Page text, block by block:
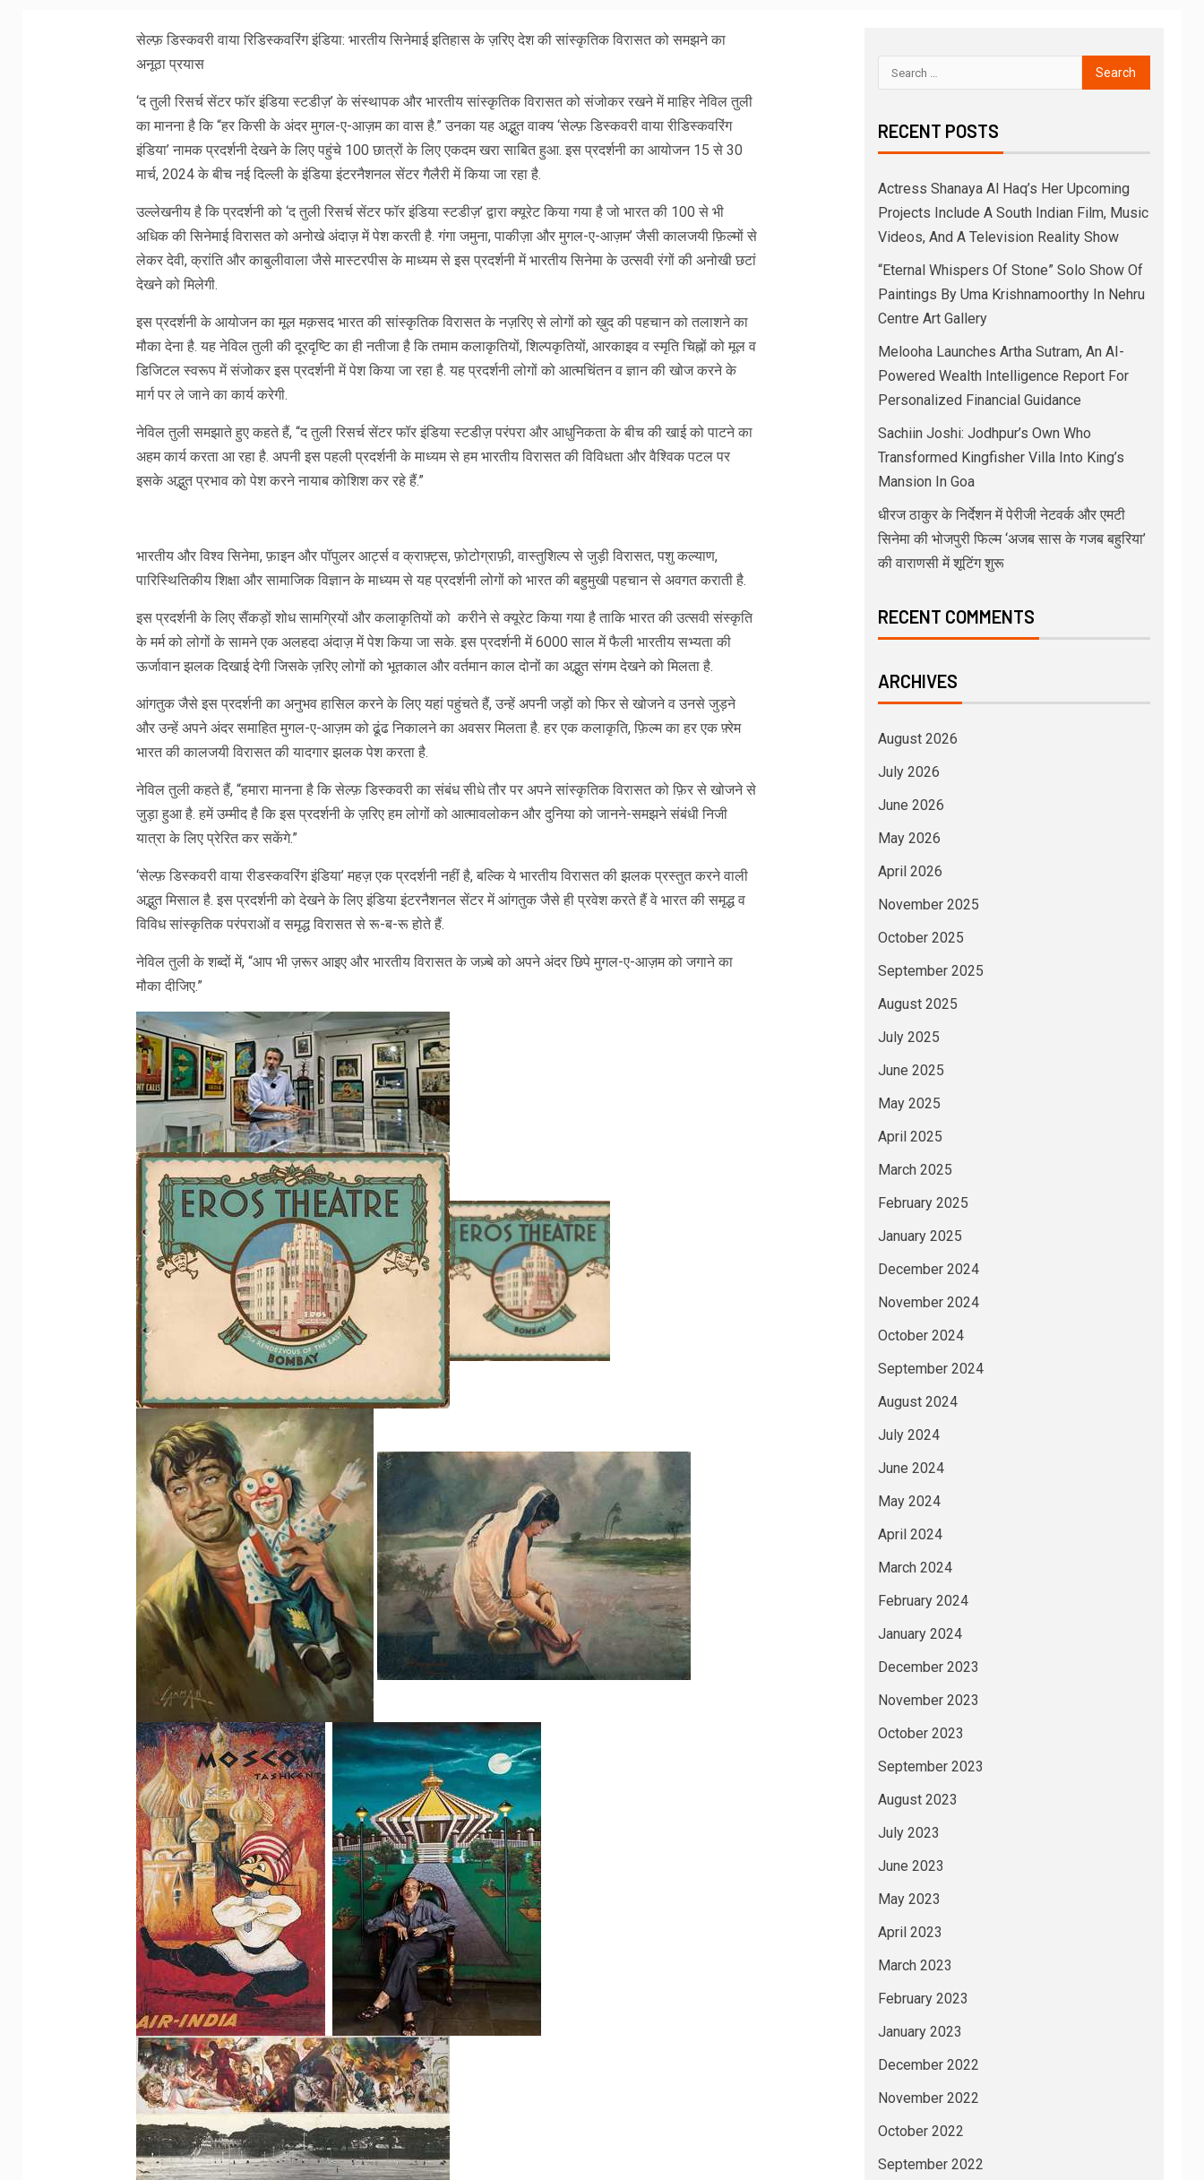
सेल्फ़ डिस्कवरी वाया रिडिस्कवरिंग इंडिया: भारतीय सिनेमाई इतिहास के ज़रिए देश की सांस्कृतिक विरासत को समझने का
अनूठा प्रयास
‘द तुली रिसर्च सेंटर फॉर इंडिया स्टडीज़’ के संस्थापक और भारतीय सांस्कृतिक विरासत को संजोकर रखने में माहिर नेविल तुली
का मानना है कि “हर किसी के अंदर मुगल-ए-आज़म का वास है.” उनका यह अद्भुत वाक्य ‘सेल्फ़ डिस्कवरी वाया रीडिस्कवरिंग
इंडिया’ नामक प्रदर्शनी देखने के लिए पहुंचे 100 छात्रों के‌ लिए एकदम खरा साबित हुआ. इस प्रदर्शनी का आयोजन 15 से 30
मार्च, 2024 के‌ बीच न‌ई दिल्ली के इंडिया इंटरनैशनल सेंटर गैलैरी में किया जा रहा है.
उल्लेखनीय है कि प्रदर्शनी को ‘द तुली रिसर्च सेंटर फॉर इंडिया स्टडीज़’ द्वारा क्यूरेट किया गया है जो भारत की 100 से भी
अधिक की सिनेमाई विरासत को अनोखे अंदाज़ में पेश करती है. गंगा जमुना, पाकीज़ा और मुगल-ए-आज़म’ जैसी कालजयी फ़िल्मों से
लेकर देवी, क्रांति और काबुलीवाला जैसे मास्टरपीस के माध्यम से इस प्रदर्शनी में भारतीय सिनेमा के उत्सवी रंगों की अनोखी छटां
देखने को मिलेगी.
इस प्रदर्शनी के आयोजन का मूल मक़सद भारत की सांस्कृतिक विरासत के नज़रिए से लोगों को ख़ुद की पहचान को तलाशने का
मौका देना है. यह नेविल तुली की दूरदृष्टि का ही नतीजा है कि तमाम कलाकृतियों, शिल्पकृतियों, आरकाइव व स्मृति चिह्नों को मूल व
डिजिटल स्वरूप में संजोकर इस प्रदर्शनी में पेश किया जा रहा है. यह प्रदर्शनी लोगों को आत्मचिंतन व ज्ञान की खोज करने के
मार्ग पर ले जाने का कार्य करेगी.
नेविल तुली समझाते हुए कहते हैं, “द तुली रिसर्च सेंटर फॉर इंडिया स्टडीज़ परंपरा और आधुनिकता के बीच की खाई को पाटने का
अहम कार्य करता आ रहा है. अपनी इस पहली प्रदर्शनी के माध्यम से हम भारतीय विरासत की विविधता और वैश्विक पटल पर
इसके अद्भुत प्रभाव को पेश करने नायाब कोशिश कर रहे हैं.”
भारतीय और विश्व सिनेमा, फ़ाइन और पॉपुलर आर्ट्स व क्राफ़्ट्स, फ़ोटोग्राफ़ी, वास्तुशिल्प से जुड़ी विरासत, पशु कल्याण,
पारिस्थितिकीय शिक्षा और सामाजिक विज्ञान के माध्यम से यह प्रदर्शनी लोगों को भारत की बहुमुखी पहचान से अवगत कराती है.
इस प्रदर्शनी के लिए सैंकड़ों शोध सामग्रियों और कलाकृतियों को करीने से क्यूरेट किया गया है ताकि भारत की उत्सवी संस्कृति
के मर्म को लोगों के सामने एक अलहदा अंदाज़ में पेश किया जा सके. इस प्रदर्शनी में 6000 साल में फैली भारतीय सभ्यता की
ऊर्जावान झलक दिखाई देगी जिसके ज़रिए लोगों को भूतकाल और वर्तमान काल दोनों का अद्भुत संगम देखने को मिलता है.
आंगतुक जैसे इस प्रदर्शनी का अनुभव हासिल करने के लिए यहां पहुंचते हैं, उन्हें अपनी जड़ों को फिर से खोजने व उनसे जुड़ने
और उन्हें अपने अंदर समाहित मुगल-ए-आज़म को ढूंढ निकालने का अवसर मिलता है. हर एक कलाकृति, फ़िल्म का हर एक फ़्रेम
भारत की कालजयी विरासत की यादगार झलक पेश करता है.
नेविल तुली कहते हैं, “हमारा मानना है कि सेल्फ़ डिस्कवरी का संबंध सीधे तौर पर अपने सांस्कृतिक विरासत को फ़िर से खोजने से
जुड़ा हुआ है. हमें उम्मीद है कि इस प्रदर्शनी के ज़रिए हम लोगों को आत्मावलोकन और दुनिया को जानने-समझने संबंधी निजी
यात्रा के लिए प्रेरित कर सकेंगे.”
‘सेल्फ़ डिस्कवरी वाया रीडस्कवरिंग इंडिया’ महज़ एक प्रदर्शनी नहीं है, बल्कि ये भारतीय विरासत की झलक प्रस्तुत करने वाली
अद्भुत मिसाल है. इस प्रदर्शनी को देखने‌ के लिए इंडिया इंटरनैशनल सेंटर में आंगतुक जैसे ही प्रवेश करते हैं वे भारत की समृद्ध व
विविध सांस्कृतिक परंपराओं व समृद्ध विरासत से रू-ब-रू होते हैं.
नेविल तुली के शब्दों में, “आप भी ज़रूर आइए और भारतीय विरासत के जज़्बे को अपने अंदर छिपे मुगल-ए-आज़म को जगाने का
मौका दीजिए.”
RECENT POSTS
Actress Shanaya Al Haq’s Her Upcoming
Projects Include A South Indian Film, Music
Videos, And A Television Reality Show
“Eternal Whispers Of Stone” Solo Show Of
Paintings By Uma Krishnamoorthy In Nehru
Centre Art Gallery
Melooha Launches Artha Sutram, An AI-
Powered Wealth Intelligence Report For
Personalized Financial Guidance
Sachiin Joshi: Jodhpur’s Own Who
Transformed Kingfisher Villa Into King’s
Mansion In Goa
धीरज ठाकुर के निर्देशन में पेरीजी नेटवर्क और एमटी
सिनेमा की भोजपुरी फिल्म ‘अजब सास के गजब बहुरिया’
की वाराणसी में शूटिंग शुरू
RECENT COMMENTS
ARCHIVES
August 2026
July 2026
June 2026
May 2026
April 2026
November 2025
October 2025
September 2025
August 2025
July 2025
June 2025
May 2025
April 2025
March 2025
February 2025
January 2025
December 2024
November 2024
October 2024
September 2024
August 2024
July 2024
June 2024
May 2024
April 2024
March 2024
February 2024
January 2024
December 2023
November 2023
October 2023
September 2023
August 2023
July 2023
June 2023
May 2023
April 2023
March 2023
February 2023
January 2023
December 2022
November 2022
October 2022
September 2022